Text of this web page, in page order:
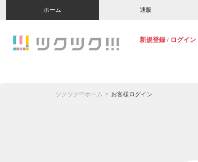
ホーム 通販
新規登録 / ログイン
ツクツク!!!ホーム お客様ログイン